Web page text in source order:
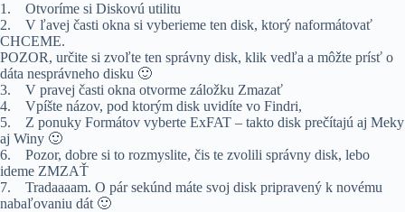
1. Otvoríme si Diskovú utilitu
2. V ľavej časti okna si vyberieme ten disk, ktorý naformátovať
CHCEME.
POZOR, určite si zvoľte ten správny disk, klik vedľa a môžte prísť o
dáta nesprávneho disku 🙂
3. V pravej časti okna otvorme záložku Zmazať
4. Vpíšte názov, pod ktorým disk uvidíte vo Findri,
5. Z ponuky Formátov vyberte ExFAT – takto disk prečítajú aj Meky
aj Winy 🙂
6. Pozor, dobre si to rozmyslite, čis te zvolili správny disk, lebo
ideme ZMZAŤ
7. Tradaaaam. O pár sekúnd máte svoj disk pripravený k novému
nabaľovaniu dát 🙂